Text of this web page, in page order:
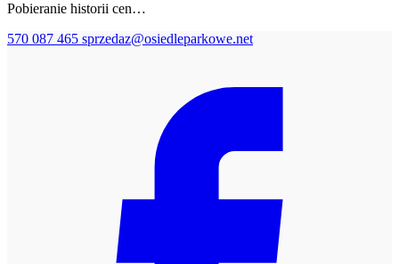
Pobieranie historii cen…
570 087 465 sprzedaz@osiedleparkowe.net